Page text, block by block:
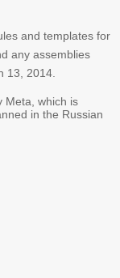
and templates for
any assemblies
13, 2014.
Meta, which is
in the Russian